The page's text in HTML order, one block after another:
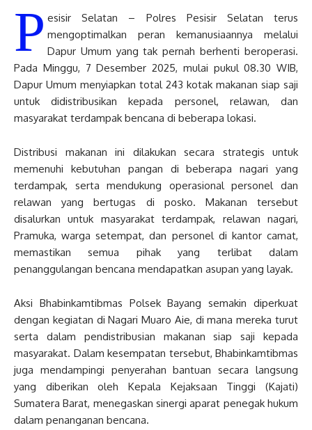
P esisir Selatan – Polres Pesisir Selatan terus
mengoptimalkan peran kemanusiaannya melalui
Dapur Umum yang tak pernah berhenti beroperasi.
Pada Minggu, 7 Desember 2025, mulai pukul 08.30 WIB,
Dapur Umum menyiapkan total 243 kotak makanan siap saji
untuk didistribusikan kepada personel, relawan, dan
masyarakat terdampak bencana di beberapa lokasi.
Distribusi makanan ini dilakukan secara strategis untuk
memenuhi kebutuhan pangan di beberapa nagari yang
terdampak, serta mendukung operasional personel dan
relawan yang bertugas di posko. Makanan tersebut
disalurkan untuk masyarakat terdampak, relawan nagari,
Pramuka, warga setempat, dan personel di kantor camat,
memastikan semua pihak yang terlibat dalam
penanggulangan bencana mendapatkan asupan yang layak.
Aksi Bhabinkamtibmas Polsek Bayang semakin diperkuat
dengan kegiatan di Nagari Muaro Aie, di mana mereka turut
serta dalam pendistribusian makanan siap saji kepada
masyarakat. Dalam kesempatan tersebut, Bhabinkamtibmas
juga mendampingi penyerahan bantuan secara langsung
yang diberikan oleh Kepala Kejaksaan Tinggi (Kajati)
Sumatera Barat, menegaskan sinergi aparat penegak hukum
dalam penanganan bencana.